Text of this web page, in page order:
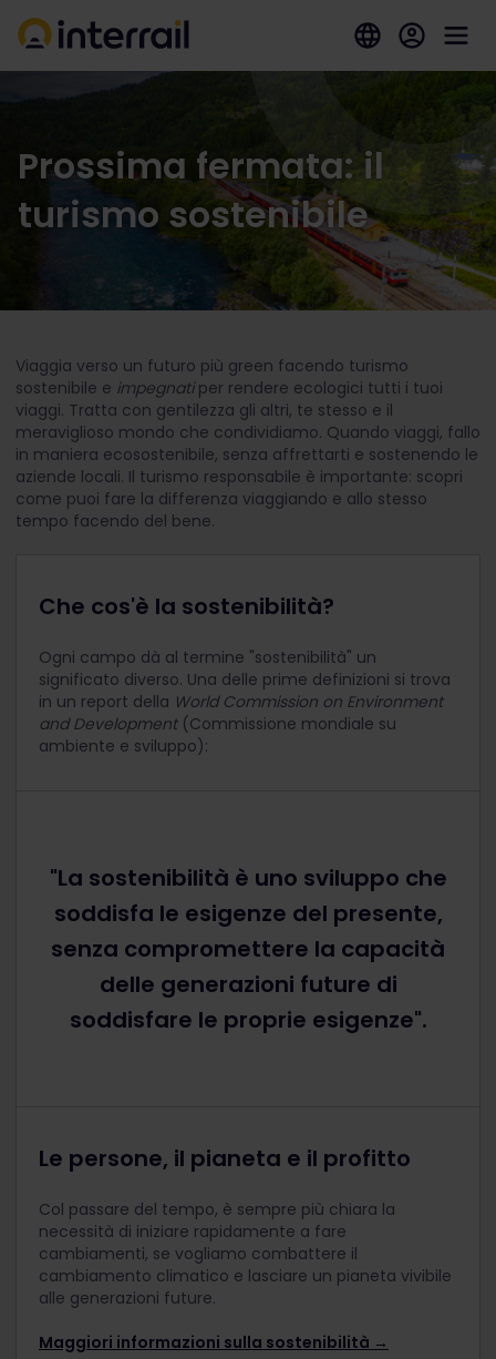
Prossima fermata: il
turismo sostenibile
Viaggia verso un futuro più green facendo turismo
sostenibile e impegnatiper rendere ecologici tutti i tuoi
viaggi. Tratta con gentilezza gli altri, te stesso e il
meraviglioso mondo che condividiamo. Quando viaggi, fallo
in maniera ecosostenibile, senza affrettarti e sostenendo le
aziende locali. Il turismo responsabile è importante: scopri
come puoi fare la differenza viaggiando e allo stesso
tempo facendo del bene.
Che cos'è la sostenibilità?
Ogni campo dà al termine "sostenibilità" un
significato diverso. Una delle prime definizioni si trova
in un report della World Commission on Environment
and Development(Commissione mondiale su
ambiente e sviluppo):
"La sostenibilità è uno sviluppo che
soddisfa le esigenze del presente,
senza compromettere la capacità
delle generazioni future di
soddisfare le proprie esigenze".
Le persone, il pianeta e il profitto
Col passare del tempo, è sempre più chiara la
necessità di iniziare rapidamente a fare
cambiamenti, se vogliamo combattere il
cambiamento climatico e lasciare un pianeta vivibile
alle generazioni future.
Maggiori informazioni sulla sostenibilità →